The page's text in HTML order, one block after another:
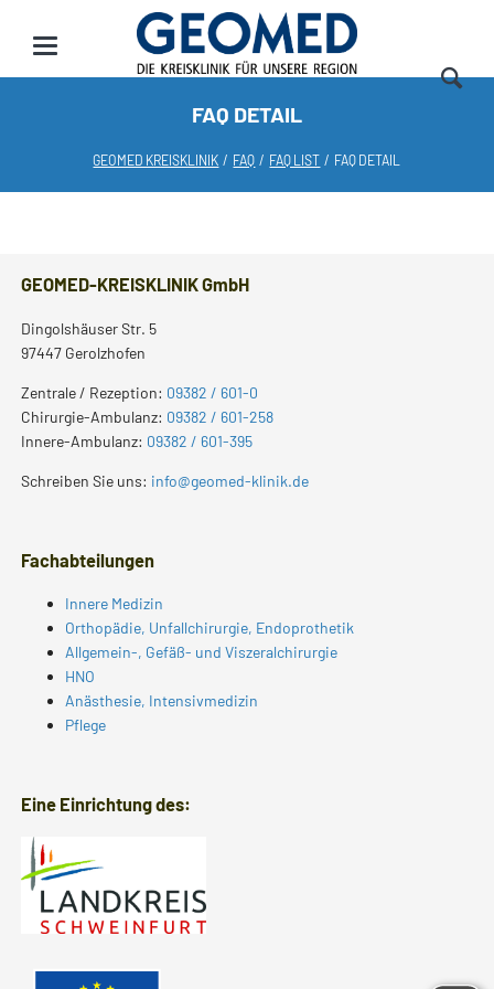
FAQ DETAIL
GEOMED KREISKLINIK FAQ FAQ LIST FAQ DETAIL
GEOMED-KREISKLINIK GmbH
Dingolshäuser Str. 5
97447 Gerolzhofen
Zentrale / Rezeption: 09382 / 601-0
Chirurgie-Ambulanz: 09382 / 601-258
Innere-Ambulanz: 09382 / 601-395
Schreiben Sie uns: info@geomed-klinik.de
Fachabteilungen
Innere Medizin
Orthopädie, Unfallchirurgie, Endoprothetik
Allgemein-, Gefäß- und Viszeralchirurgie
HNO
Anästhesie, Intensivmedizin
Pflege
Eine Einrichtung des: